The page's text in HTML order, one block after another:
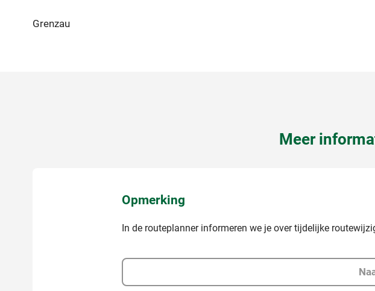
Grenzau
Meer
Opmerking
In de routeplanner informeren we je over tijdelijke